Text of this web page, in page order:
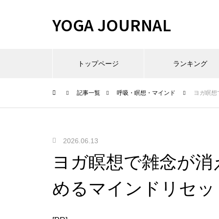
YOGA JOURNAL
トップページ ランキング
記事一覧 呼吸・瞑想・マインド ヨガ瞑
2026.06.13
ヨガ瞑想で雑念が
めるマインドリセッ